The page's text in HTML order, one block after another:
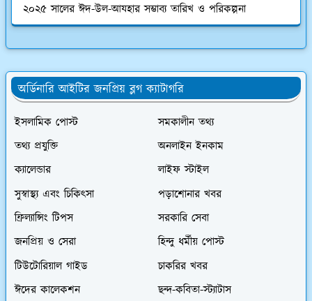
২০২৫ সালের ঈদ-উল-আযহার সম্ভাব্য তারিখ ও পরিকল্পনা
অর্ডিনারি আইটির জনপ্রিয় ব্লগ ক্যাটাগরি
ইসলামিক পোস্ট
সমকালীন তথ্য
তথ্য প্রযুক্তি
অনলাইন ইনকাম
ক্যালেন্ডার
লাইফ স্টাইল
সুস্বাস্থ্য এবং চিকিৎসা
পড়াশোনার খবর
ফ্রিল্যান্সিং টিপস
সরকারি সেবা
জনপ্রিয় ও সেরা
হিন্দু ধর্মীয় পোস্ট
টিউটোরিয়াল গাইড
চাকরির খবর
ঈদের কালেকশন
ছন্দ-কবিতা-স্ট্যাটাস